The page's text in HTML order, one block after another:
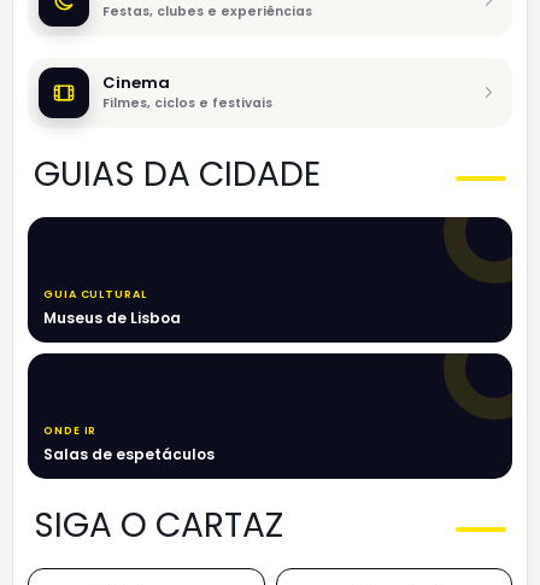
Festas, clubes e experiências
Cinema
Filmes, ciclos e festivais
GUIAS DA CIDADE
GUIA CULTURAL
Museus de Lisboa
ONDE IR
Salas de espetáculos
SIGA O CARTAZ